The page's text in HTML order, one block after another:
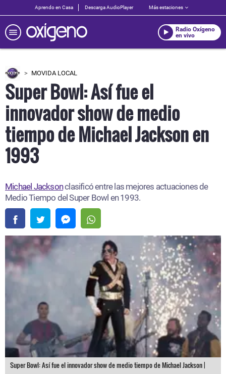
Aprendo en Casa Descarga AudioPlayer Más estaciones
Radio Oxígeno
en vivo
MOVIDA LOCAL
Super Bowl: Así fue el
innovador show de medio
tiempo de Michael Jackson en
1993
Michael Jacksonclasificó entre las mejores actuaciones de
Medio Tiempo del Super Bowl en 1993.
Super Bowl: Así fue el innovador show de medio tiempo de Michael Jackson |